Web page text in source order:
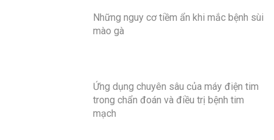
Những nguy cơ tiềm ẩn khi mắc bệnh sùi
mào gà
Ứng dụng chuyên sâu của máy điện tim
trong chẩn đoán và điều trị bệnh tim
mạch